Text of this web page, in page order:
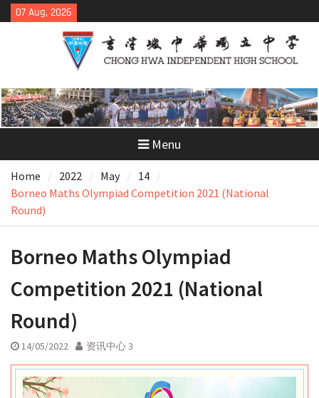
Skip
to
07 Aug, 2026
Menu
Home 2022 May
14
Borneo Maths Olympiad Competition 2021 (National
Round)
Borneo Maths Olympiad
Competition 2021 (National
Round)
14/05/2022 资讯中心 3